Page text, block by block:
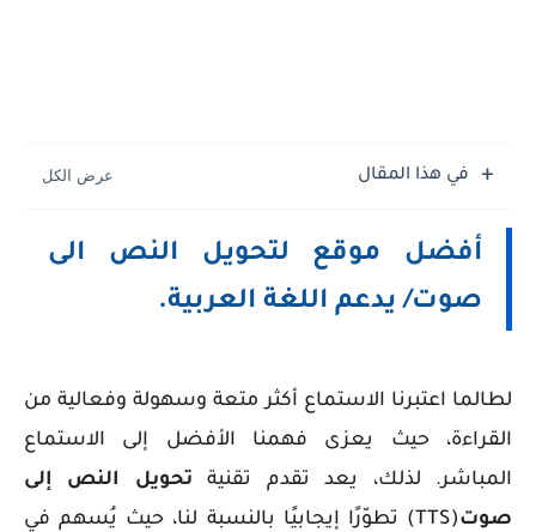
في هذا المقال
أفضل موقع لتحويل النص الى
صوت/ يدعم اللغة العربية.
لطالما اعتبرنا الاستماع أكثر متعة وسهولة وفعالية من
القراءة، حيث يعزى فهمنا الأفضل إلى الاستماع
المباشر. لذلك، يعد تقدم تقنية تحويل النص إلى
صوت
(TTS) تطوّرًا إيجابيًا بالنسبة لنا، حيث يُسهم في